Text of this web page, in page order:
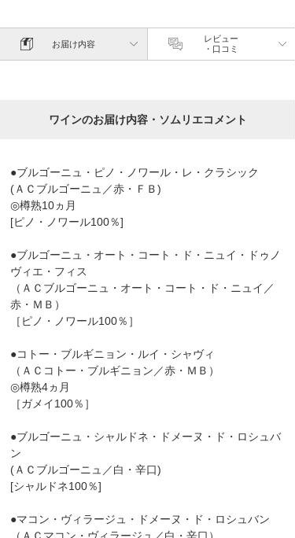
お届け内容
レビュー
・口コミ
ワインのお届け内容・ソムリエコメント
●ブルゴーニュ・ピノ・ノワール・レ・クラシック
(ＡＣブルゴーニュ／赤・ＦＢ)
◎樽熟10ヵ月
[ピノ・ノワール100％]
●ブルゴーニュ・オート・コート・ド・ニュイ・ドゥノ
ヴィエ・フィス
（ＡＣブルゴーニュ・オート・コート・ド・ニュイ／
赤・ＭＢ）
［ピノ・ノワール100％］
●コトー・ブルギニョン・ルイ・シャヴィ
（ＡＣコトー・ブルギニョン／赤・ＭＢ）
◎樽熟4ヵ月
［ガメイ100％］
●ブルゴーニュ・シャルドネ・ドメーヌ・ド・ロシュバ
ン
(ＡＣブルゴーニュ／白・辛口)
[シャルドネ100％]
●マコン・ヴィラージュ・ドメーヌ・ド・ロシュバン